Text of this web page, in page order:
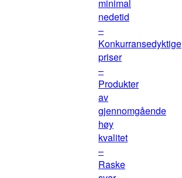
minimal
nedetid
–
Konkurransedyktige
priser
–
Produkter
av
gjennomgående
høy
kvalitet
–
Raske